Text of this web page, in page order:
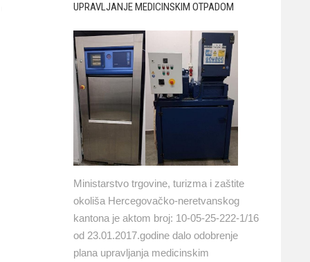
UPRAVLJANJE MEDICINSKIM OTPADOM
Ministarstvo trgovine, turizma i zaštite
okoliša Hercegovačko-neretvanskog
kantona je aktom broj: 10-05-25-222-1/16
od 23.01.2017.godine dalo odobrenje
plana upravljanja medicinskim